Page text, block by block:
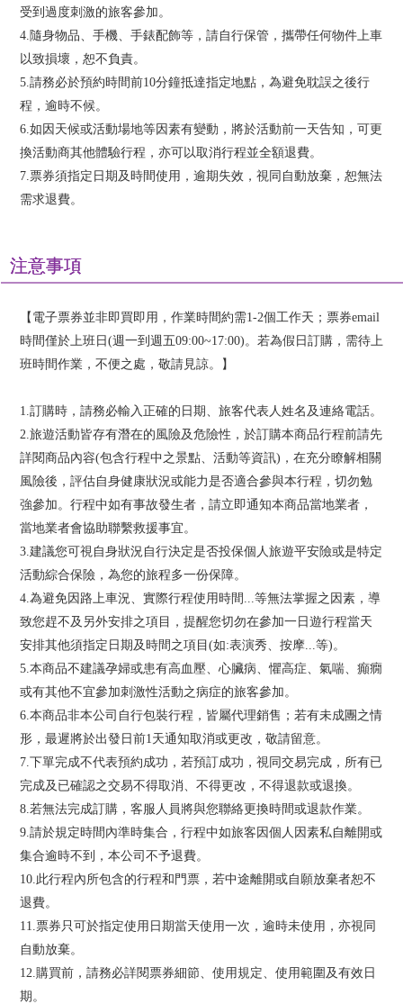
受到過度刺激的旅客參加。
4.隨身物品、手機、手錶配飾等，請自行保管，攜帶任何物件上車
以致損壞，恕不負責。
5.請務必於預約時間前10分鐘抵達指定地點，為避免耽誤之後行
程，逾時不候。
6.如因天候或活動場地等因素有變動，將於活動前一天告知，可更
換活動商其他體驗行程，亦可以取消行程並全額退費。
7.票券須指定日期及時間使用，逾期失效，視同自動放棄，恕無法
需求退費。
注意事項
【電子票券並非即買即用，作業時間約需1-2個工作天；票券email
時間僅於上班日(週一到週五09:00~17:00)。若為假日訂購，需待上
班時間作業，不便之處，敬請見諒。】
1.訂購時，請務必輸入正確的日期、旅客代表人姓名及連絡電話。
2.旅遊活動皆存有潛在的風險及危險性，於訂購本商品行程前請先
詳閱商品內容(包含行程中之景點、活動等資訊)，在充分瞭解相關
風險後，評估自身健康狀況或能力是否適合參與本行程，切勿勉
強參加。行程中如有事故發生者，請立即通知本商品當地業者，
當地業者會協助聯繫救援事宜。
3.建議您可視自身狀況自行決定是否投保個人旅遊平安險或是特定
活動綜合保險，為您的旅程多一份保障。
4.為避免因路上車況、實際行程使用時間...等無法掌握之因素，導
致您趕不及另外安排之項目，提醒您切勿在參加一日遊行程當天
安排其他須指定日期及時間之項目(如:表演秀、按摩...等)。
5.本商品不建議孕婦或患有高血壓、心臟病、懼高症、氣喘、癲癇
或有其他不宜參加刺激性活動之病症的旅客參加。
6.本商品非本公司自行包裝行程，皆屬代理銷售；若有未成團之情
形，最遲將於出發日前1天通知取消或更改，敬請留意。
7.下單完成不代表預約成功，若預訂成功，視同交易完成，所有已
完成及已確認之交易不得取消、不得更改，不得退款或退換。
8.若無法完成訂購，客服人員將與您聯絡更換時間或退款作業。
9.請於規定時間內準時集合，行程中如旅客因個人因素私自離開或
集合逾時不到，本公司不予退費。
10.此行程內所包含的行程和門票，若中途離開或自願放棄者恕不
退費。
11.票券只可於指定使用日期當天使用一次，逾時未使用，亦視同
自動放棄。
12.購買前，請務必詳閱票券細節、使用規定、使用範圍及有效日
期。